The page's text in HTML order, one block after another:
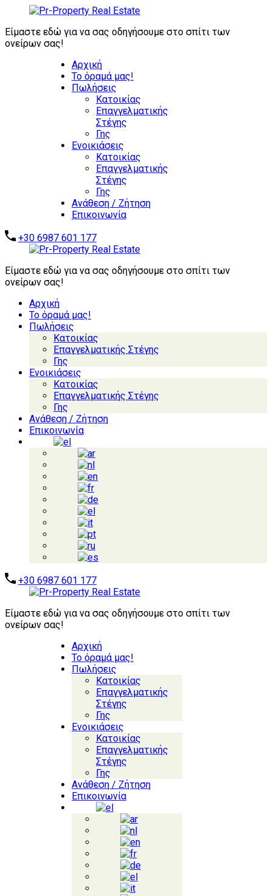
Είμαστε εδώ για να σας οδηγήσουμε στο σπίτι των
ονείρων σας!
Αρχική
Το όραμά μας!
Πωλήσεις
Κατοικίας
Επαγγελματικής
Στέγης
Γης
Ενοικιάσεις
Κατοικίας
Επαγγελματικής
Στέγης
Γης
Ανάθεση / Ζήτηση
Επικοινωνία
+30 6987 601 177
Είμαστε εδώ για να σας οδηγήσουμε στο σπίτι των
ονείρων σας!
Αρχική
Το όραμά μας!
Πωλήσεις
Κατοικίας
Επαγγελματικής Στέγης
Γης
Ενοικιάσεις
Κατοικίας
Επαγγελματικής Στέγης
Γης
Ανάθεση / Ζήτηση
Επικοινωνία
+30 6987 601 177
Είμαστε εδώ για να σας οδηγήσουμε στο σπίτι των
ονείρων σας!
Αρχική
Το όραμά μας!
Πωλήσεις
Κατοικίας
Επαγγελματικής
Στέγης
Γης
Ενοικιάσεις
Κατοικίας
Επαγγελματικής
Στέγης
Γης
Ανάθεση / Ζήτηση
Επικοινωνία
ΖΗΤΟΥΝΤΑΙ
ΑΜΕΣΑ:
ΕΠΕΝΔΥΤΙΚΑ
ΑΥΤΟΤΕΛΗ
ΑΞΙΟΛΟΓΑ
ΑΚΙΝΗΤΑ -
ΞΕΝΟΔΟΧΕΙΑ -
ΑΠΟΘΗΚΕΣ -
ΒΙΟΜΗΧΑΝΙΚΑ
Επικοινωνήστε μαζί μας